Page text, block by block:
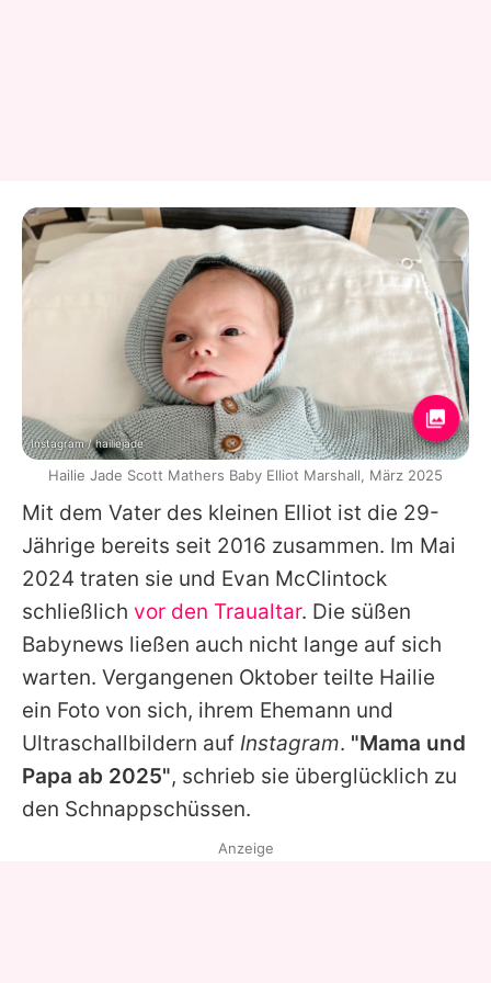
Mit dem Vater des kleinen Elliot ist die 29-
Jährige bereits seit 2016 zusammen. Im Mai
2024 traten sie und Evan McClintock
schließlich vor den Traualtar. Die süßen
Babynews ließen auch nicht lange auf sich
warten. Vergangenen Oktober teilte Hailie
ein Foto von sich, ihrem Ehemann und
Ultraschallbildern auf Instagram. "Mama und
Papa ab 2025", schrieb sie überglücklich zu
den Schnappschüssen.
Instagram / hailiejade
Hailie Jade Scott Mathers Baby Elliot Marshall, März 2025
Anzeige